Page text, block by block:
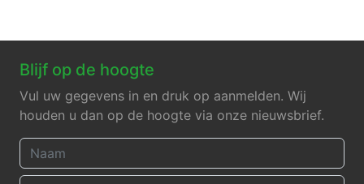
Blijf op de hoogte
Vul uw gegevens in en druk op aanmelden. Wij
houden u dan op de hoogte via onze nieuwsbrief.